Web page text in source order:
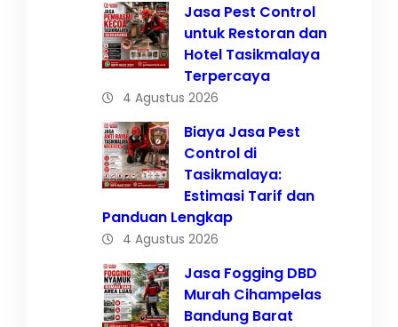
Jasa Pest Control
untuk Restoran dan
Hotel Tasikmalaya
Terpercaya
4 Agustus 2026
Biaya Jasa Pest
Control di
Tasikmalaya:
Estimasi Tarif dan
Panduan Lengkap
4 Agustus 2026
Jasa Fogging DBD
Murah Cihampelas
Bandung Barat